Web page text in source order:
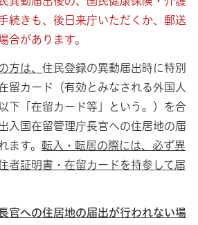
続きも、後日来庁いただくか、郵送
合があります。
方は、 住民登録の異動届出時に特別
留カード（有効とみなされる外国人
下「在留カード等」という。）を合
入国在留管理庁長官への住居地の届
ます。 転入・転居の際には、必ず異
者証明書・在留カードを持参して届
官への住居地の届出が行われない場